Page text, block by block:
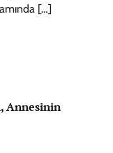
[…]
Annesinin